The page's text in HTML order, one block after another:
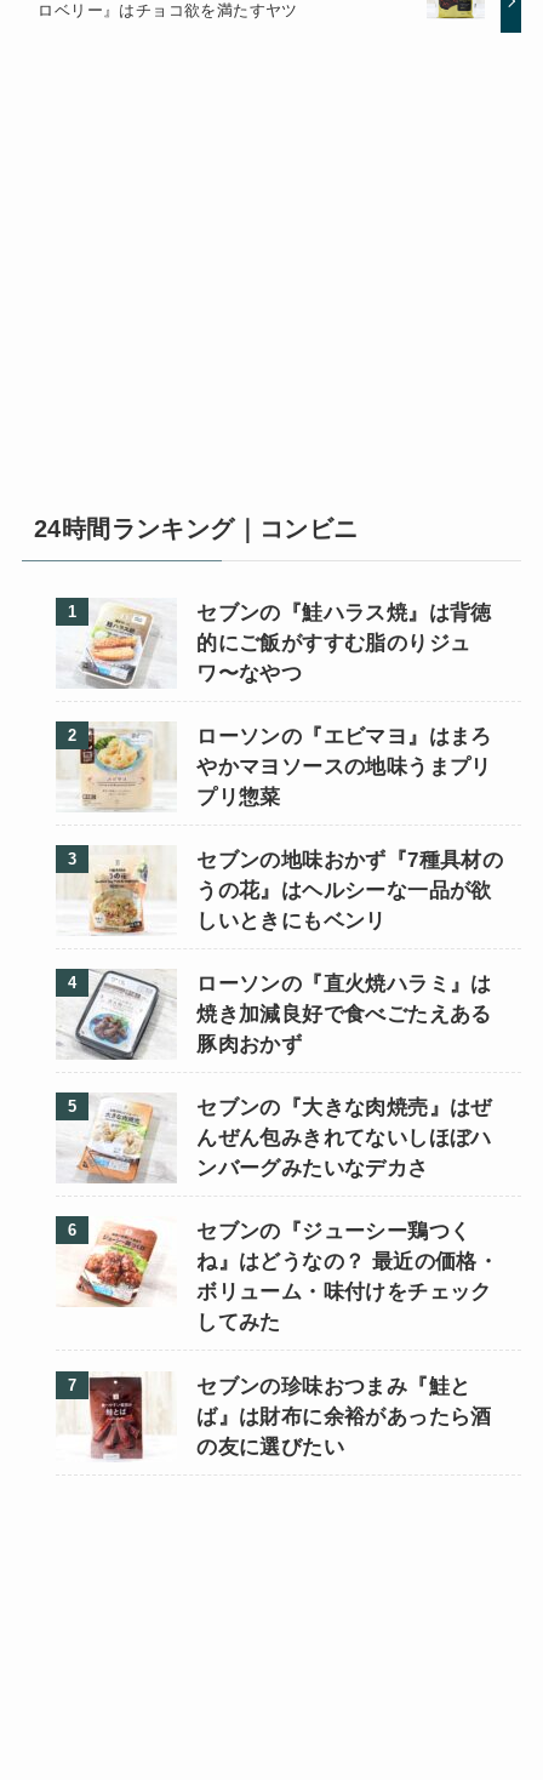
ロベリー』はチョコ欲を満たすヤツ
24時間ランキング｜コンビニ
セブンの『鮭ハラス焼』は背徳
的にご飯がすすむ脂のりジュ
ワ〜なやつ
ローソンの『エビマヨ』はまろ
やかマヨソースの地味うまプリ
プリ惣菜
セブンの地味おかず『7種具材の
うの花』はヘルシーな一品が欲
しいときにもベンリ
ローソンの『直火焼ハラミ』は
焼き加減良好で食べごたえある
豚肉おかず
セブンの『大きな肉焼売』はぜ
んぜん包みきれてないしほぼハ
ンバーグみたいなデカさ
セブンの『ジューシー鶏つく
ね』はどうなの？ 最近の価格・
ボリューム・味付けをチェック
してみた
セブンの珍味おつまみ『鮭と
ば』は財布に余裕があったら酒
の友に選びたい